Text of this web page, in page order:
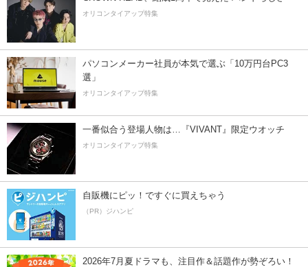
オリコンタイアップ特集
パソコンメーカー社員が本気で選ぶ「10万円台PC3
選」
オリコンタイアップ特集
一番似合う登場人物は…『VIVANT』限定ウオッチ
オリコンタイアップ特集
自販機にピッ！ですぐに買えちゃう
（PR）ジハンピ
2026年7月夏ドラマも、注目作＆話題作が勢ぞろい！